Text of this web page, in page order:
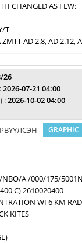
CHANGED AS FLW:
T
AD 2.8, AD 2.12,
26
2026-07-21 04:00
:2026-10-02 04:00
GRAPHIC
A /000/175/
C) 2610020400
WI 6 KM
KITES